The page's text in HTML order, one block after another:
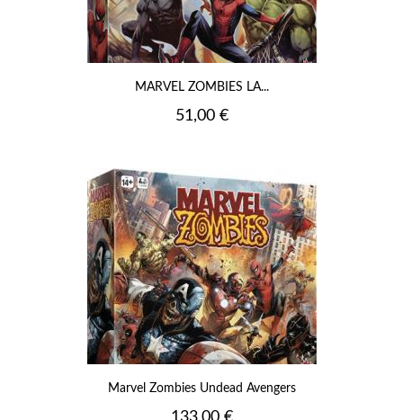
MARVEL ZOMBIES LA...
Prix
51,00 €
Marvel Zombies Undead Avengers
Prix